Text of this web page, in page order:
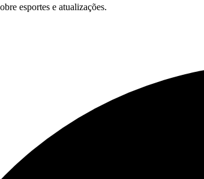
esportes e atualizações.